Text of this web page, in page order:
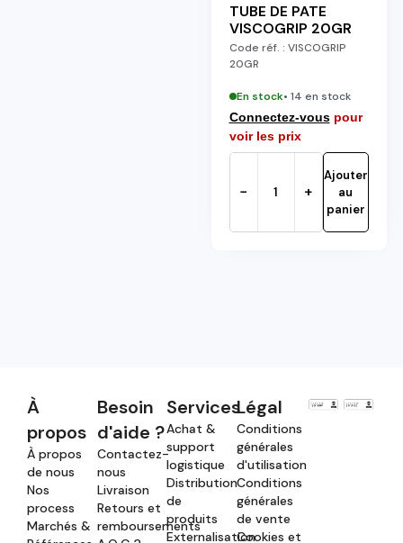
TUBE DE PATE
VISCOGRIP 20GR
Code réf. : VISCOGRIP
20GR
En stock• 14 en stock
Connectez-vouspour
voir les prix
− +
Ajouter
au
panier
À
propos
À propos
de nous
Nos
process
Marchés &
Besoin
d'aide ?
Contactez-
nous
Livraison
Retours et
remboursements
Services
Achat &
support
logistique
Distribution
de
produits
Externalisation
Légal
Conditions
générales
d'utilisation
Conditions
générales
de vente
Cookies et